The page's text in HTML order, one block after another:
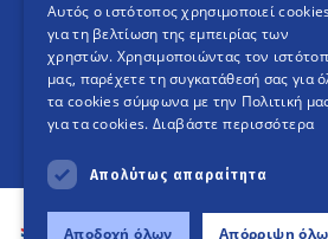
English Version
An project
Αυτός ο ιστότοπος χρησιμοποιεί cookies
για τη βελτίωση της εμπειρίας των
χρηστών. Χρησιμοποιώντας τον
μας, παρέχετε τη συγκατάθεσή σας για
τα cookies σύμφωνα με την Πολιτική
για τα cookies. Διαβάστε περισσότερα
Απολύτως απαραίτητα
Αποδοχή όλων Απόρριψη